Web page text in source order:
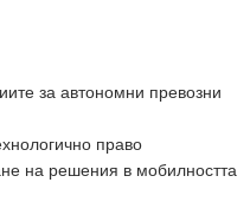
за автономни превозни
право
на решения в мобилността